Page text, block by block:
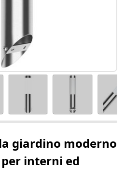
giardino moderno
interni ed